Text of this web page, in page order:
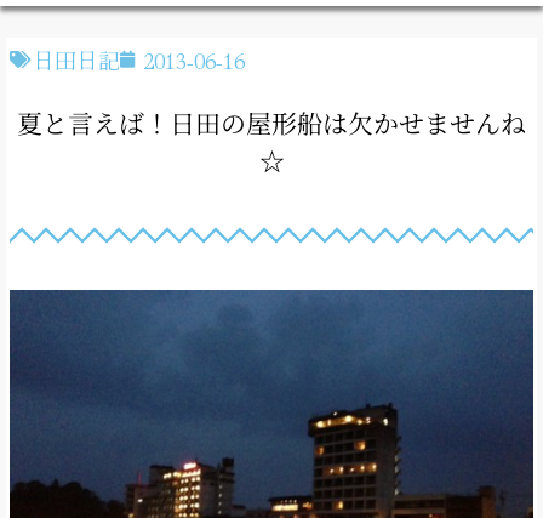
日田日記 2013-06-16
夏と言えば！日田の屋形船は欠かせませんね
☆